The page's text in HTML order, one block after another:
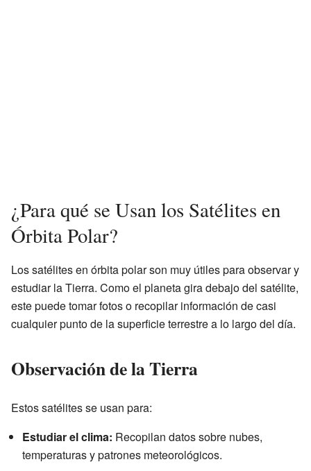
¿Para qué se Usan los Satélites en
Órbita Polar?
Los satélites en órbita polar son muy útiles para observar y
estudiar la Tierra. Como el planeta gira debajo del satélite,
este puede tomar fotos o recopilar información de casi
cualquier punto de la superficie terrestre a lo largo del día.
Observación de la Tierra
Estos satélites se usan para:
Estudiar el clima: Recopilan datos sobre nubes,
temperaturas y patrones meteorológicos.